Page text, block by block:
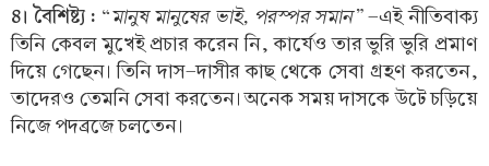
৪। বৈশিষ্ট্য : “মানুষ মানুষের ভাই, পরস্পর সমান”-এই নীতিবাক্য
তিনি কেবল মুখেই প্রচার করেন নি, কার্যেও তার ভুরি ভুরি প্রমাণ
দিয়ে গেছেন। তিনি দাস-দাসীর কাছ থেকে সেবা গ্রহণ করতেন,
তাদেরও তেমনি সেবা করতেন। অনেক সময় দাসকে উটে চড়িয়ে
নিজে পদব্রজে চলতেন।